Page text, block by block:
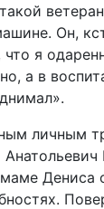
Он,
что я
а в
личным
Дениса